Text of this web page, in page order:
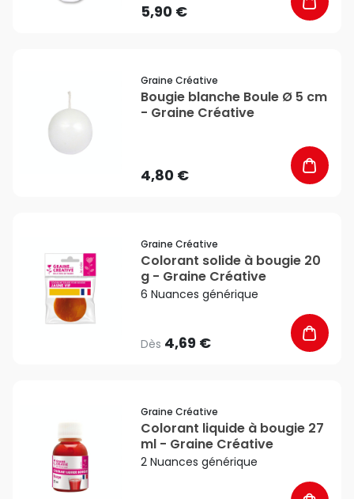
5,90 €
Graine Créative
Bougie blanche Boule Ø 5 cm
- Graine Créative
4,80 €
Graine Créative
Colorant solide à bougie 20
g - Graine Créative
6 Nuances générique
Dès 4,69 €
Graine Créative
Colorant liquide à bougie 27
ml - Graine Créative
2 Nuances générique